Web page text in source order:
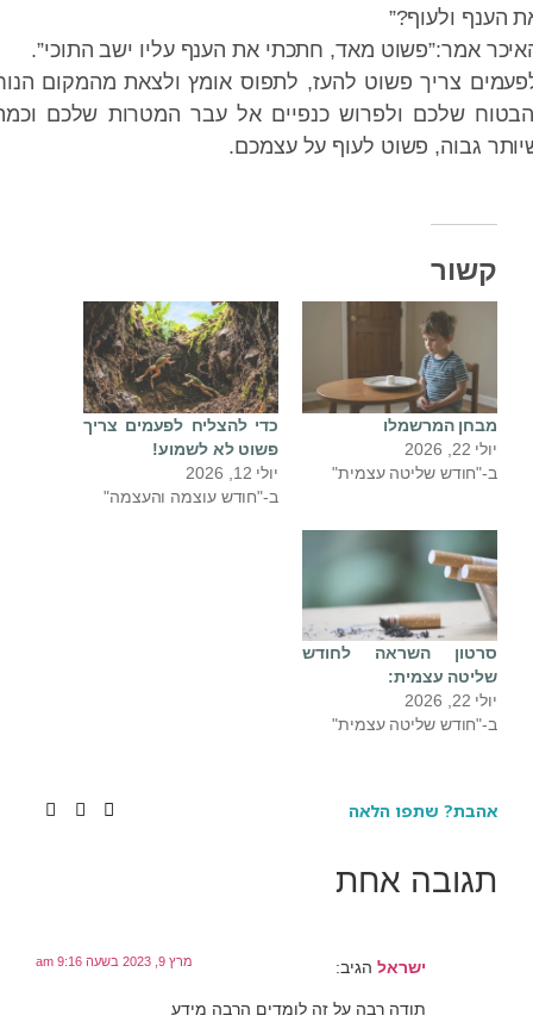
ולעוף?”
מאד, חתכתי את הענף עליו ישב התוכי”.
צריך פשוט להעז, לתפוס אומץ ולצאת מהמקום הנוח
שלכם ולפרוש כנפיים אל עבר המטרות שלכם וכמה
פשוט לעוף על עצמכם.
המרשמלו
שליטה עצמית"
כדי להצליח לפעמים צריך
פשוט לא לשמוע!
יולי 12, 2026
ב-"חודש עוצמה והעצמה"
השראה לחודש
עצמית:
שליטה עצמית"
שתפו הלאה
אחת
הגיב:
תודה רבה על זה לומדים הרבה מידע